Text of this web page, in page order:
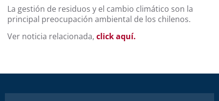
La gestión de residuos y el cambio climático son la
principal preocupación ambiental de los chilenos.
Ver noticia relacionada, click aquí.